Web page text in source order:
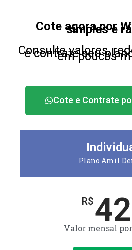
Cote agora por
simples e
Consulte valores,
e contrate seu
em poucos
Cote e Contrate
Plano Amil
R$42
Valor mensal